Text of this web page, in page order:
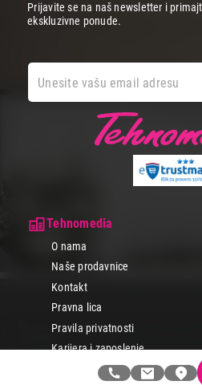
Tehnomedia
O nama
Naše prodavnice
Kontakt
Pravna lica
Pravila privatnosti
Karijera i zaposlenje
Prijavite se na naš newsletter i
ekskluzivne ponude.